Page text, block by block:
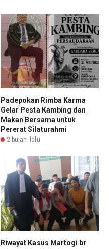
Padepokan Rimba Karma
Gelar Pesta Kambing dan
Makan Bersama untuk
Pererat Silaturahmi
2 bulan lalu
Riwayat Kasus Martogi br